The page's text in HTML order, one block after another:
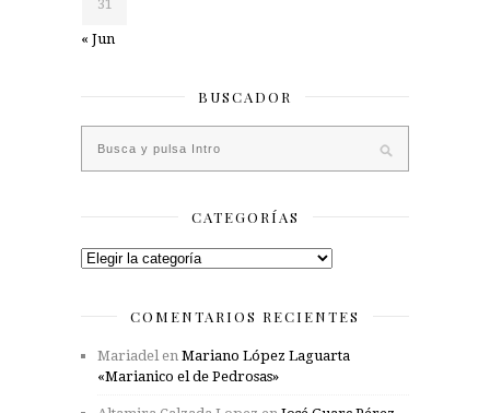
31
« Jun
BUSCADOR
CATEGORÍAS
Categorías
COMENTARIOS RECIENTES
Mariadel en Mariano López Laguarta
«Marianico el de Pedrosas»